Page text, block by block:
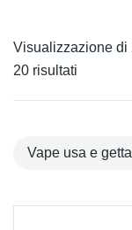
Visualizzazione di
20 risultati
più
Vape usa e getta